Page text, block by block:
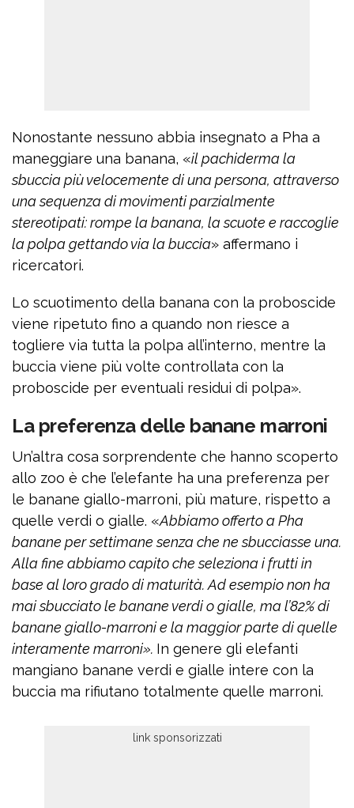
Nonostante nessuno abbia insegnato a Pha a
maneggiare una banana, «il pachiderma la
sbuccia più velocemente di una persona, attraverso
una sequenza di movimenti parzialmente
stereotipati: rompe la banana, la scuote e raccoglie
la polpa gettando via la buccia» affermano i
ricercatori.
Lo scuotimento della banana con la proboscide
viene ripetuto fino a quando non riesce a
togliere via tutta la polpa all’interno, mentre la
buccia viene più volte controllata con la
proboscide per eventuali residui di polpa».
La preferenza delle banane marroni
Un’altra cosa sorprendente che hanno scoperto
allo zoo è che l’elefante ha una preferenza per
le banane giallo-marroni, più mature, rispetto a
quelle verdi o gialle. «Abbiamo offerto a Pha
banane per settimane senza che ne sbucciasse una.
Alla fine abbiamo capito che seleziona i frutti in
base al loro grado di maturità. Ad esempio non ha
mai sbucciato le banane verdi o gialle, ma l’82% di
banane giallo-marroni e la maggior parte di quelle
interamente marroni». In genere gli elefanti
mangiano banane verdi e gialle intere con la
buccia ma rifiutano totalmente quelle marroni.